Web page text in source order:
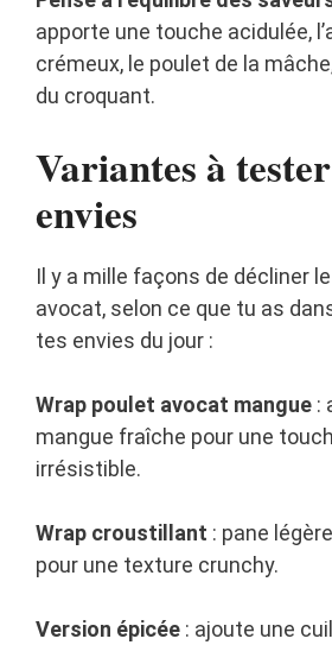
apporte une touche acidulée,
crémeux, le poulet de la
du croquant.
Variantes à
envies
Il y a mille façons de décliner
avocat, selon ce que tu as
tes envies du jour :
Wrap poulet avocat mangue :
mangue fraîche pour une
irrésistible.
Wrap croustillant : pane
pour une texture crunchy.
Version épicée : ajoute une